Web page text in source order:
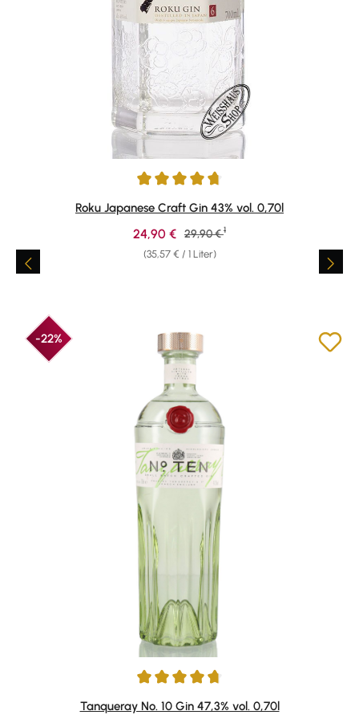
Durchschnittliche Bewertung von 4.78 von 5 Sternen
Roku Japanese Craft Gin 43% vol. 0,70l
(35,57 € / 1 Liter)
Verkaufspreis:
24,90 € Regulärer Preis:
29,90 € 1
-22%
Durchschnittliche Bewertung von 4.85 von 5 Sternen
Tanqueray No. 10 Gin 47,3% vol. 0,70l